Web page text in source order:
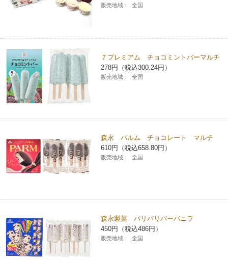
販売地域： 全国
７プレミアム チョコミントバーマルチ
278円（税込300.24円）
販売地域： 全国
森永 パルム チョコレート マルチ
610円（税込658.80円）
販売地域： 全国
森永製菓 パリパリバーバニラ
450円（税込486円）
販売地域： 全国